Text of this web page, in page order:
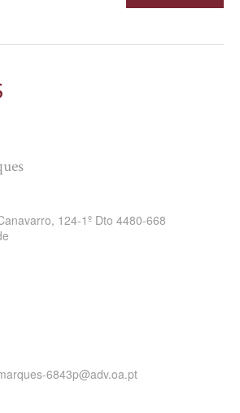
124-1º Dto 4480-668
6843p@adv.oa.pt